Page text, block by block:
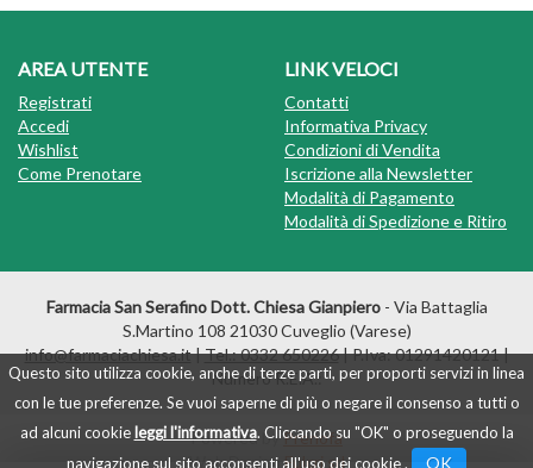
Questo sito utilizza cookie, anche di terze parti, per proporti servizi in linea
con le tue preferenze. Se vuoi saperne di più o negare il consenso a tutti o
ad alcuni cookieleggi l'informativa. Cliccando su "OK" o proseguendo la
navigazione sul sito acconsenti all'uso dei cookie .
OK
AREA UTENTE
Registrati
Accedi
Wishlist
Come Prenotare
LINK VELOCI
Contatti
Informativa Privacy
Condizioni di Vendita
Iscrizione alla Newsletter
Modalità di Pagamento
Modalità di Spedizione e Ritiro
Farmacia San Serafino Dott. Chiesa Gianpiero - Via Battaglia
S.Martino 108 21030 Cuveglio (Varese)
info@farmaciachiesa.it|Tel.: 0332 650226| P.Iva: 01291420121 |
Numero R.E.A.:
Powered byPrenofa
Web DesignFulcri srl